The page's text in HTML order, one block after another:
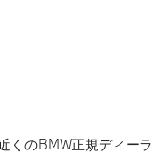
のBMW正規ディー